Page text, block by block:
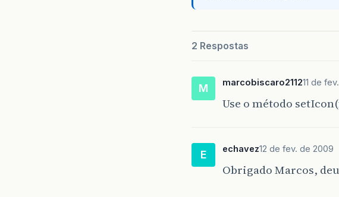
2 Respostas
M marcobiscaro211211 de
Use o método
E echavez12 de fev. de 2009
Obrigado Marcos,